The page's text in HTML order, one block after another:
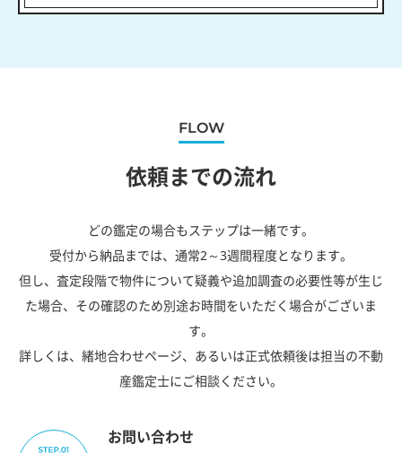
FLOW
依頼までの流れ
どの鑑定の場合もステップは一緒です。
受付から納品までは、通常2～3週間程度となります。
但し、査定段階で物件について疑義や追加調査の必要性等が生じ
た場合、その確認のため別途お時間をいただく場合がございま
す。
詳しくは、緒地合わせページ、あるいは正式依頼後は担当の不動
産鑑定士にご相談ください。
お問い合わせ